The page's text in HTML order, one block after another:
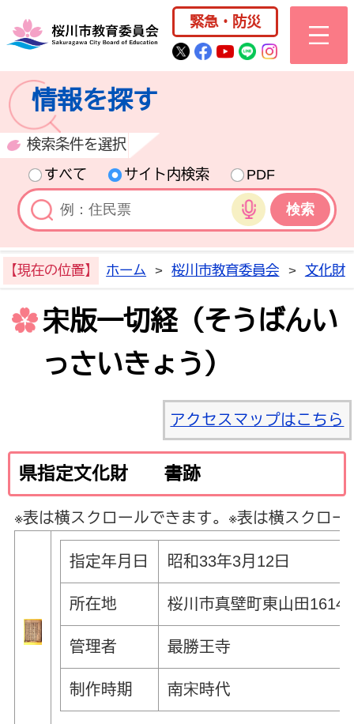
桜川市公式ホー
緊急・防災
桜川市公式Twitter
桜川市公式
桜川市公式
桜川市公式
情報を探す
検索条件を選択
すべて
サイト内検索
PDF
音声検索
【現在の位置】 ホーム > 桜川市教育委員会 > 文化財
宋版一切経（そうばんい
っさいきょう）
アクセスマップはこちら
県指定文化財 書跡
※表は横スクロールできます。 ※表は横スクロー
指定年月日 昭和33年3月12日
所在地 桜川市真壁町東山田1614
管理者 最勝王寺
制作時期 南宋時代